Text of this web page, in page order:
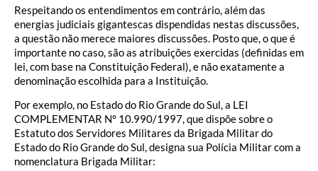
Respeitando os entendimentos em contrário, além das
energias judiciais gigantescas dispendidas nestas discussões,
a questão não merece maiores discussões. Posto que, o que é
importante no caso, são as atribuições exercidas (definidas em
lei, com base na Constituição Federal), e não exatamente a
denominação escolhida para a Instituição.
Por exemplo, no Estado do Rio Grande do Sul, a LEI
COMPLEMENTAR Nº 10.990/1997, que dispõe sobre o
Estatuto dos Servidores Militares da Brigada Militar do
Estado do Rio Grande do Sul, designa sua Polícia Militar com a
nomenclatura Brigada Militar: